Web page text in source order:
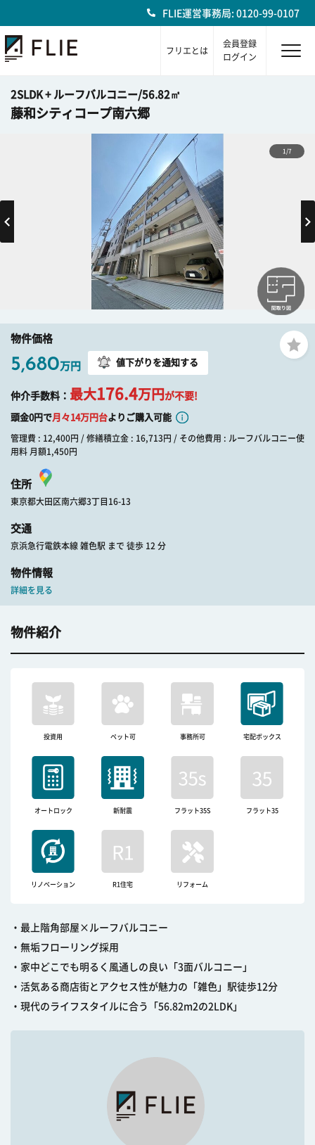
FLIE運営事務局: 0120-99-0107
フリエとは
会員登録
ログイン
2SLDK + ルーフバルコニー/56.82㎡
藤和シティコープ南六郷
1/7
物件価格
5,680万円 値下がりを通知する
仲介手数料： 最大176.4万円 が不要!
頭金0円で月々14万円台よりご購入可能
管理費 : 12,400円 / 修繕積立金 : 16,713円 / その他費用 : ルーフバルコニー使
用料 月額1,450円
住所
東京都大田区南六郷3丁目16-13
交通
京浜急行電鉄本線 雑色駅 まで 徒歩 12 分
物件情報
詳細を見る
物件紹介
投資用 ペット可 事務所可 宅配ボックス
オートロック 新耐震 フラット35S フラット35
リノベーション R1住宅 リフォーム
・最上階角部屋×ルーフバルコニー
・無垢フローリング採用
・家中どこでも明るく風通しの良い「3面バルコニー」
・活気ある商店街とアクセス性が魅力の「雑色」駅徒歩12分
・現代のライフスタイルに合う「56.82m2の2LDK」